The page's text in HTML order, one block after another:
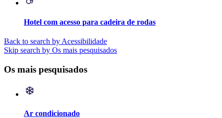
Hotel com acesso para cadeira de rodas
Back to search by Acessibilidade
Skip search by Os mais pesquisados
Os mais pesquisados
Ar condicionado